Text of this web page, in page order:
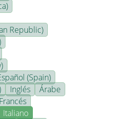
Republic)
(Spain)
Inglés
Árabe
Francés
Italiano